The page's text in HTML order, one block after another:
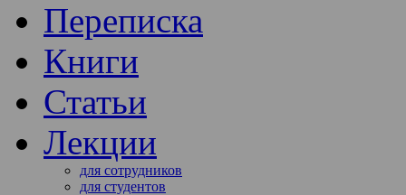
Переписка
Книги
Статьи
Лекции
для сотрудников
для студентов